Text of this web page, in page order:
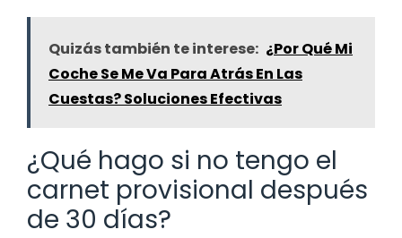
Quizás también te interese: ¿Por Qué Mi
Coche Se Me Va Para Atrás En Las
Cuestas? Soluciones Efectivas
¿Qué hago si no tengo el
carnet provisional después
de 30 días?